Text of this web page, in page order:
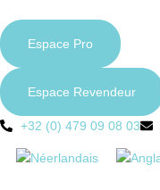
Espace Pro
Espace Revendeur
+32 (0) 479 09 08 03